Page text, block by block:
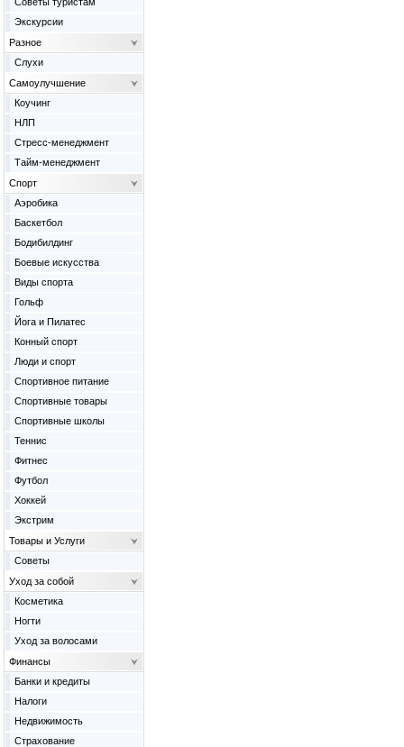
Экскурсии
Разное
Слухи
Самоулучшение
Коучинг
НЛП
Стресс-менеджмент
Тайм-менеджмент
Спорт
Аэробика
Баскетбол
Бодибилдинг
Боевые искусства
Виды спорта
Гольф
Йога и Пилатес
Конный спорт
Люди и спорт
Спортивное питание
Спортивные товары
Спортивные школы
Теннис
Фитнес
Футбол
Хоккей
Экстрим
Товары и Услуги
Советы
Уход за собой
Косметика
Ногти
Уход за волосами
Финансы
Банки и кредиты
Налоги
Недвижимость
Страхование